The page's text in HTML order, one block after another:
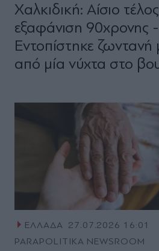
Χαλκιδική: Αίσιο
εξαφάνιση 90χρονης -
Εντοπίστηκε ζωντανή
από μία νύχτα στο
ΕΛΛΑΔΑ 27.07.2026 16:01
PARAPOLITIKA NEWSROOM